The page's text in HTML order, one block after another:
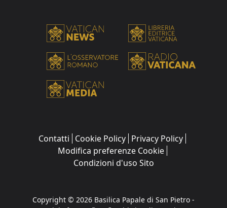
Contatti Cookie Policy Privacy Policy
Modifica preferenze Cookie
Condizioni d'uso Sito
Copyright © 2026 Basilica Papale di San Pietro -